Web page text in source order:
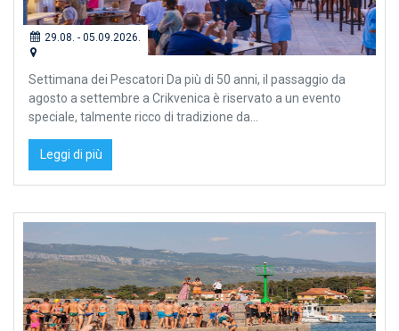
29.08. - 05.09.2026.
Settimana dei Pescatori Da più di 50 anni, il passaggio da
agosto a settembre a Crikvenica è riservato a un evento
speciale, talmente ricco di tradizione da...
Leggi di più